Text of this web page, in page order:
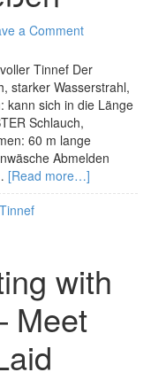
a Comment
Tinnef Der
starker Wasserstrahl,
kann sich in die Länge
Schlauch,
60 m lange
Abmelden
[Read more…]
Tinnef
with
Meet